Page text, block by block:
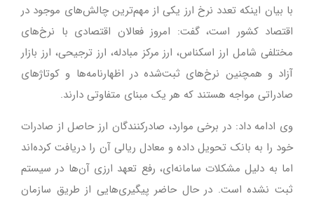
با بیان اینکه تعدد نرخ ارز یکی از مهم‌ترین چالش‌های موجود در
اقتصاد کشور است، گفت: امروز فعالان اقتصادی با نرخ‌های
مختلفی شامل ارز اسکناس، ارز مرکز مبادله، ارز ترجیحی، ارز بازار
آزاد و همچنین نرخ‌های ثبت‌شده در اظهارنامه‌ها و کوتاژهای
صادراتی مواجه هستند که هر یک مبنای متفاوتی دارند.
وی ادامه داد: در برخی موارد، صادرکنندگان ارز حاصل از صادرات
خود را به بانک تحویل داده و معادل ریالی آن را دریافت کرده‌اند
اما به دلیل مشکلات سامانه‌ای، رفع تعهد ارزی آن‌ها در سیستم
ثبت نشده است. در حال حاضر پیگیری‌هایی از طریق سازمان